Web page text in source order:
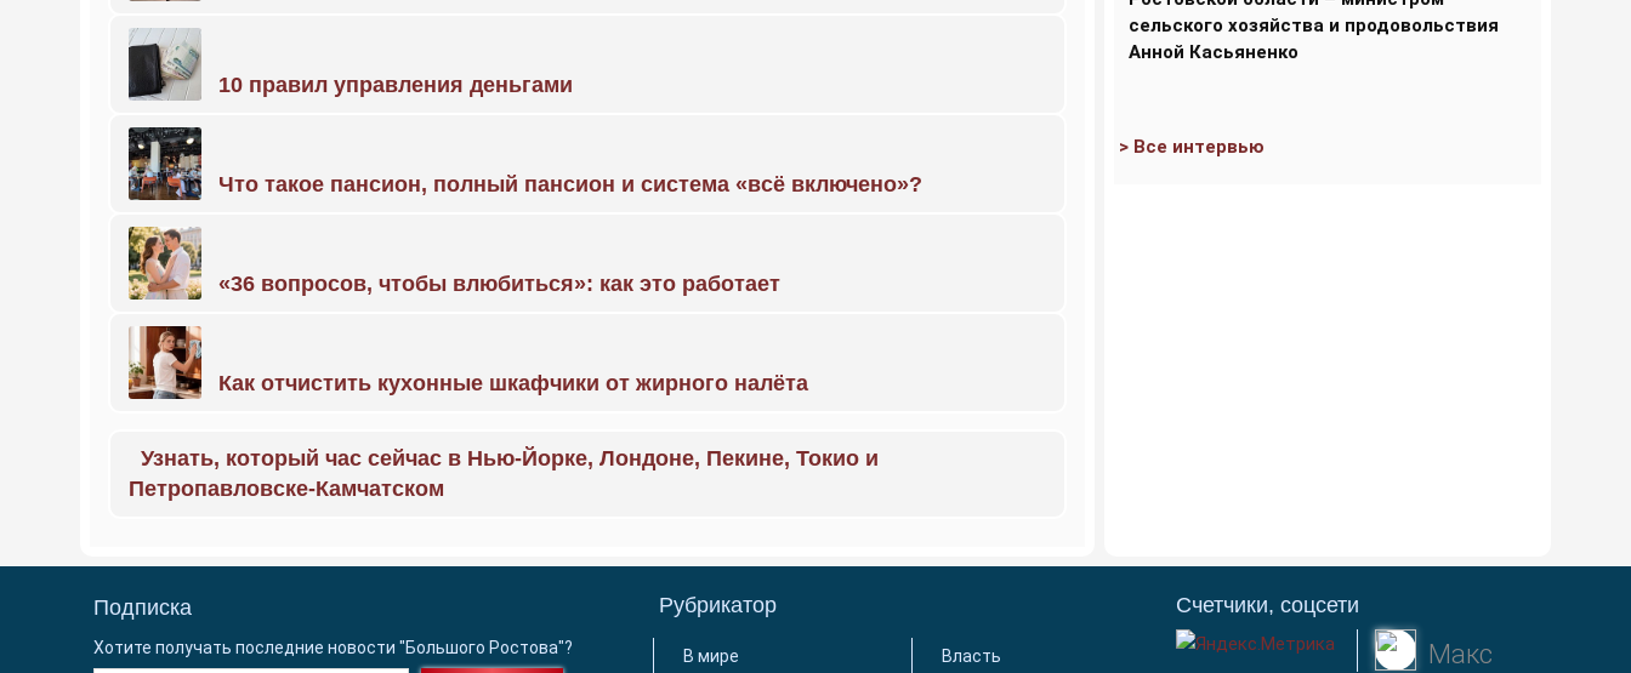
10 правил управления деньгами
Что такое пансион, полный пансион и система «всё включено»?
«36 вопросов, чтобы влюбиться»: как это работает
Как отчистить кухонные шкафчики от жирного налёта
Узнать, который час сейчас в Нью-Йорке, Лондоне, Пекине, Токио и
Петропавловске-Камчатском
сельского хозяйства и продовольствия
Анной Касьяненко
> Все интервью
Подписка
Хотите получать последние новости "Большого Ростова"?
Рубрикатор
В мире Власть
Счетчики, соцсети
Макс